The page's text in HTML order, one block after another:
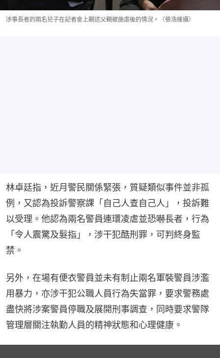
涉事長者的兩名兒子在記者會上親述父親被施虐後的情況。（張浩維攝）
林卓廷指，近月警民關係緊張，質疑類似事件並非孤
例，又認為投訴警察課「自己人查自己人」，投訴難
以受理。他認為兩名警員連環凌虐並恐嚇長者，行為
「令人震驚及髮指」，涉干犯酷刑罪，可判終身監
禁。
另外，在場有便衣警員並未有制止兩名軍裝警員涉濫
用暴力，亦涉干犯公職人員行為失當罪，要求警務處
盡快將涉案警員停職及展開刑事調查，同時要求警隊
管理層關注執勤人員的精神狀態和心理健康。